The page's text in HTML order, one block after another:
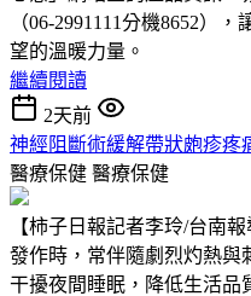
（06-2991111分機8652）
望的溫暖力量。
繼續閱讀
2天前
神經阻斷術緩解帶狀皰疹疼
醫療保健 醫療保健
【柿子日報記者李玲/台南
發作時，常伴隨劇烈灼熱與
干擾夜間睡眠，降低生活品